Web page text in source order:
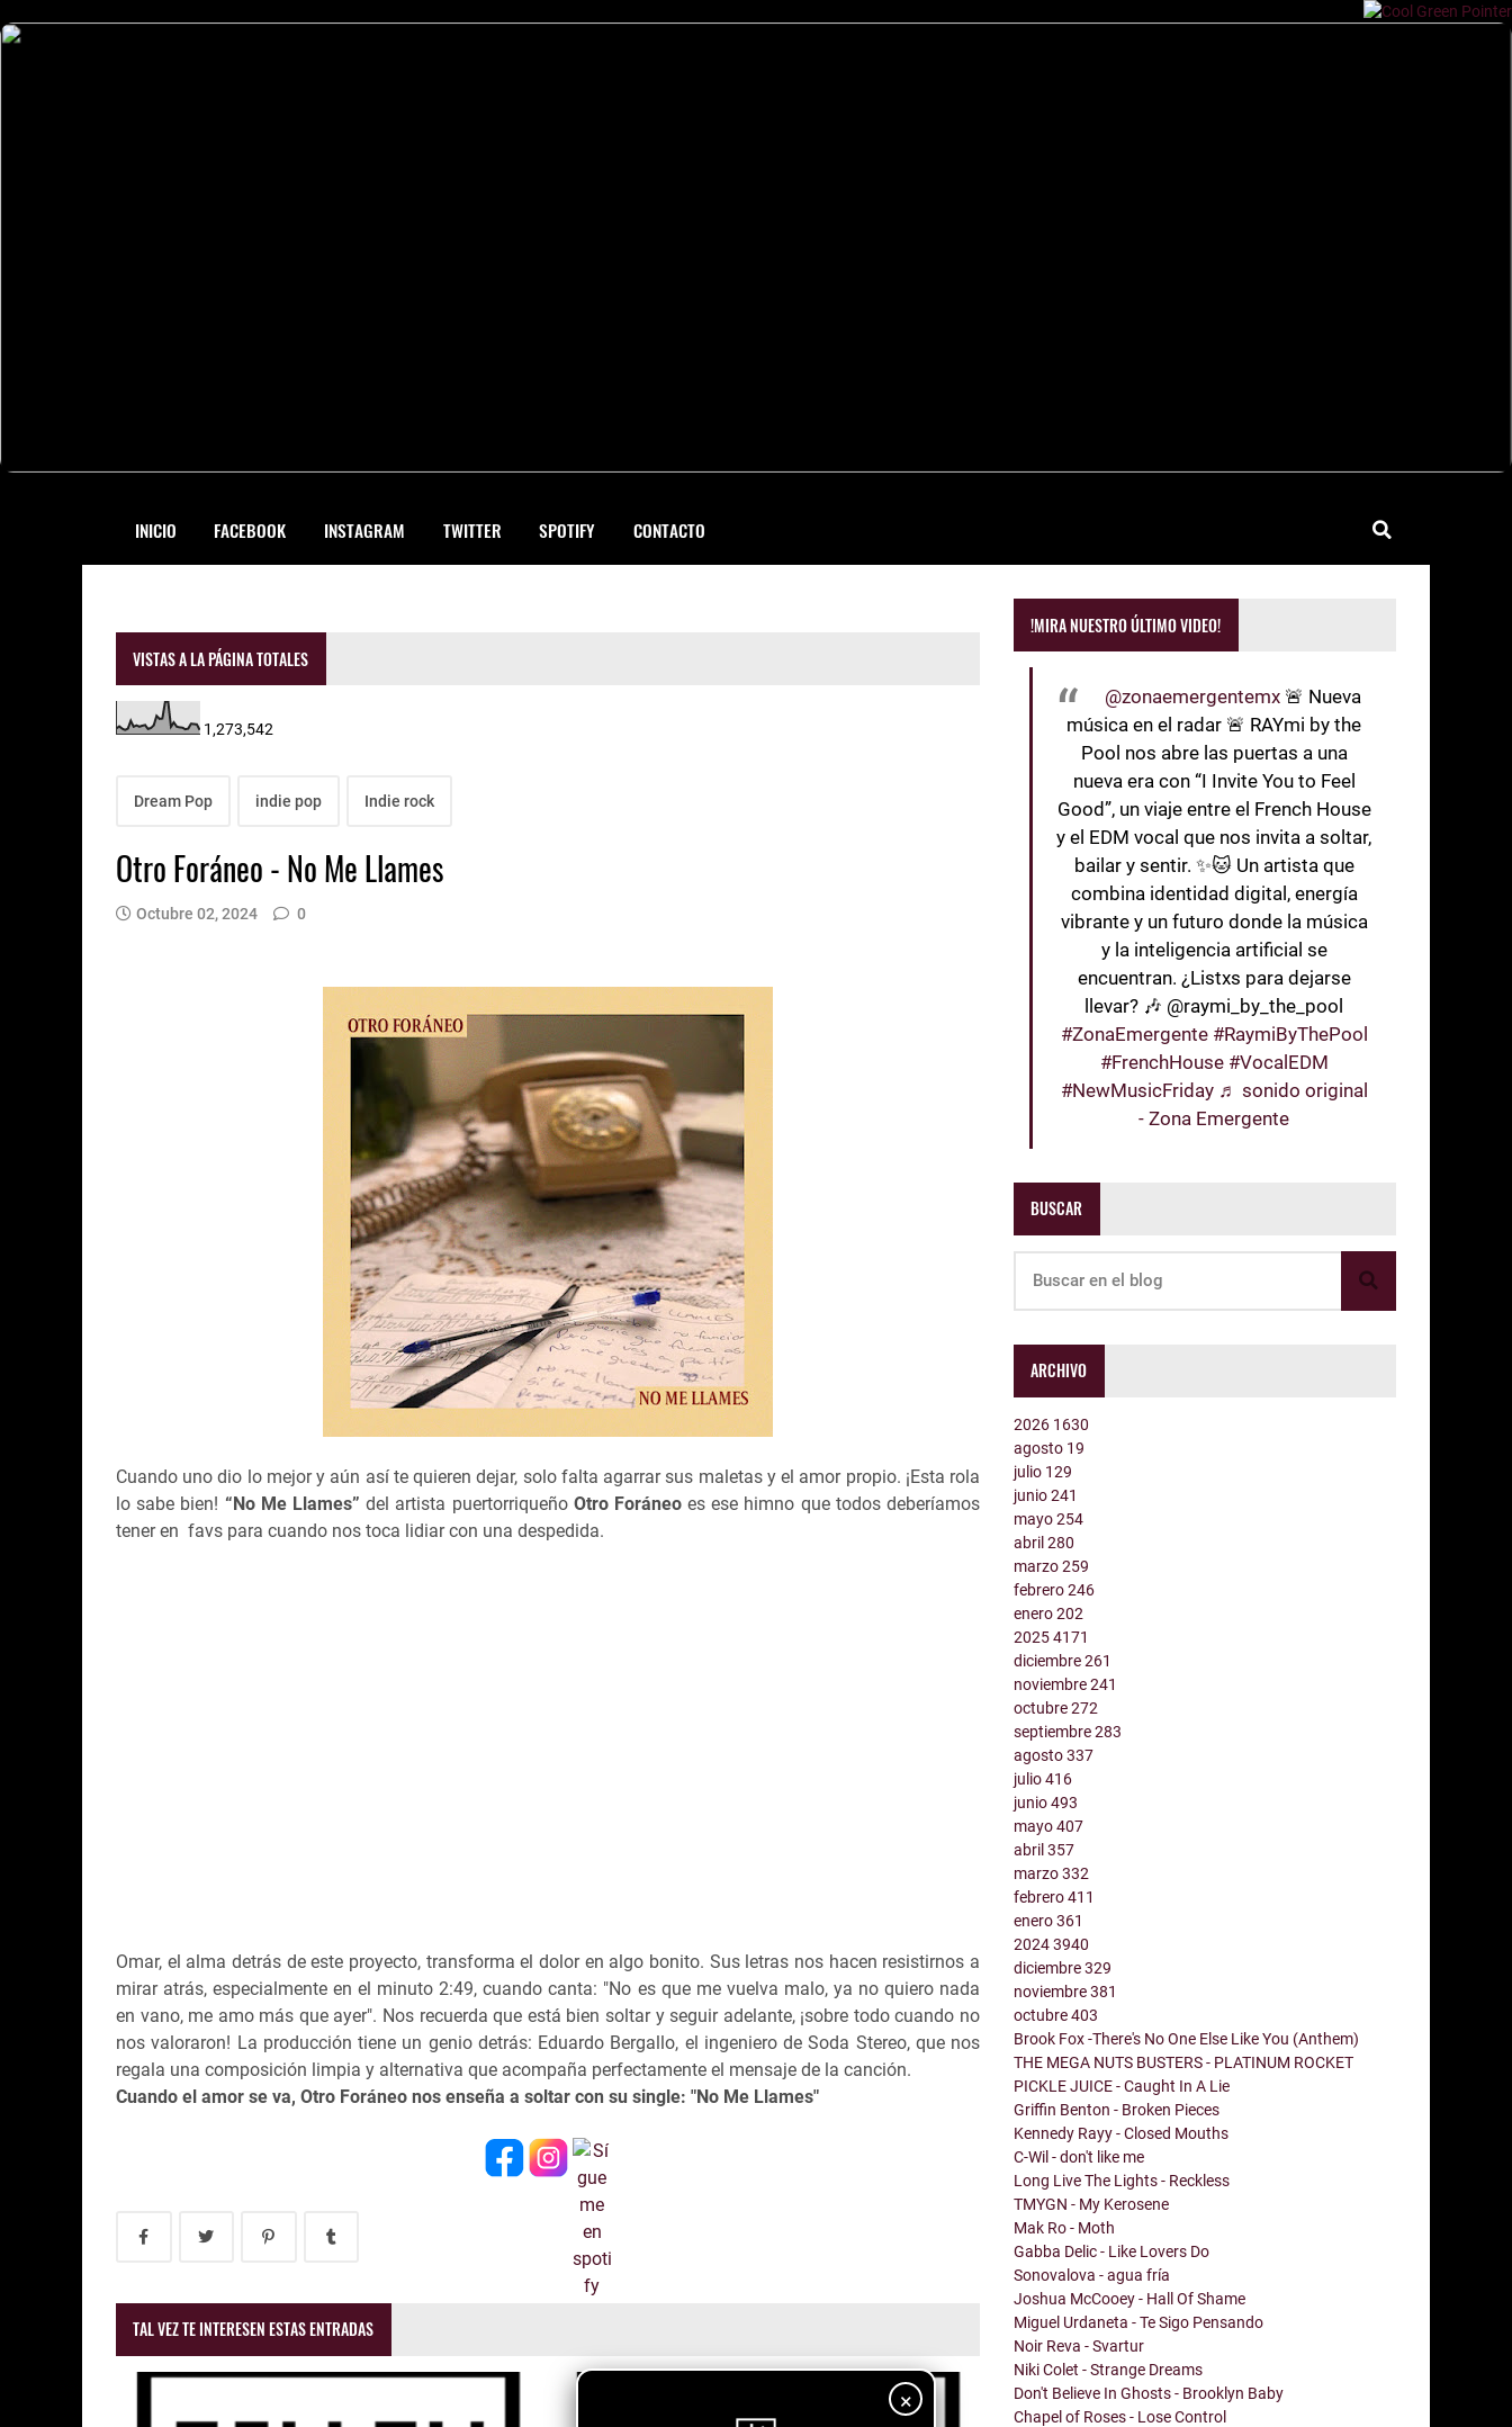
INICIO FACEBOOK INSTAGRAM TWITTER SPOTIFY CONTACTO
×
VISTAS A LA PÁGINA TOTALES
1,273,542
Dream Pop indie pop Indie rock
Otro Foráneo - No Me Llames
Octubre 02, 2024 0
Cuando uno dio lo mejor y aún así te quieren dejar, solo falta agarrar sus maletas y el amor propio. ¡Esta rola
lo sabe bien! “No Me Llames” del artista puertorriqueño Otro Foráneoes ese himno que todos deberíamos
tener en favs para cuando nos toca lidiar con una despedida.
Omar, el alma detrás de este proyecto, transforma el dolor en algo bonito. Sus letras nos hacen resistirnos a
mirar atrás, especialmente en el minuto 2:49, cuando canta: "No es que me vuelva malo, ya no quiero nada
en vano, me amo más que ayer". Nos recuerda que está bien soltar y seguir adelante, ¡sobre todo cuando no
nos valoraron! La producción tiene un genio detrás: Eduardo Bergallo, el ingeniero de Soda Stereo, que nos
regala una composición limpia y alternativa que acompaña perfectamente el mensaje de la canción.
Cuando el amor se va, Otro Foráneo nos enseña a soltar con su single: "No Me Llames"
TAL VEZ TE INTERESEN ESTAS ENTRADAS
!MIRA NUESTRO ÚLTIMO VIDEO!
@zonaemergentemx 🚨 Nueva
música en el radar 🚨 RAYmi by the
Pool nos abre las puertas a una
nueva era con “I Invite You to Feel
Good”, un viaje entre el French House
y el EDM vocal que nos invita a soltar,
bailar y sentir. ✨🐱 Un artista que
combina identidad digital, energía
vibrante y un futuro donde la música
y la inteligencia artificial se
encuentran. ¿Listxs para dejarse
llevar? 🎶 @raymi_by_the_pool
#ZonaEmergente #RaymiByThePool
#FrenchHouse #VocalEDM
#NewMusicFriday ♬ sonido original
- Zona Emergente
BUSCAR
ARCHIVO
2026 1630
agosto 19
julio 129
junio241
mayo254
abril280
marzo259
febrero246
enero202
20254171
diciembre261
noviembre241
octubre272
septiembre283
agosto337
julio416
junio493
mayo407
abril357
marzo332
febrero411
enero361
20243940
diciembre329
noviembre381
octubre403
Brook Fox -There's No One Else Like You (Anthem)
THE MEGA NUTS BUSTERS - PLATINUM ROCKET
PICKLE JUICE - Caught In A Lie
Griffin Benton - Broken Pieces
Kennedy Rayy - Closed Mouths
C-Wil - don't like me
Long Live The Lights - Reckless
TMYGN - My Kerosene
Mak Ro - Moth
Gabba Delic - Like Lovers Do
Sonovalova - agua fría
Joshua McCooey - Hall Of Shame
Miguel Urdaneta - Te Sigo Pensando
Noir Reva - Svartur
Niki Colet - Strange Dreams
Don't Believe In Ghosts - Brooklyn Baby
Chapel of Roses - Lose Control